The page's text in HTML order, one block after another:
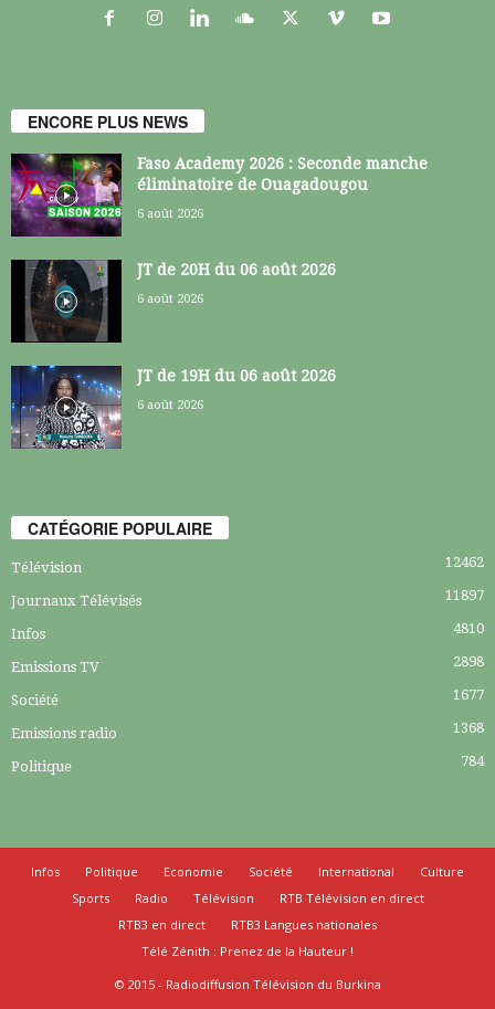
ENCORE PLUS NEWS
Faso Academy 2026 : Seconde manche
éliminatoire de Ouagadougou
6 août 2026
JT de 20H du 06 août 2026
6 août 2026
JT de 19H du 06 août 2026
6 août 2026
CATÉGORIE POPULAIRE
Télévision 12462
Journaux Télévisés 11897
Infos 4810
Emissions TV 2898
Société 1677
Emissions radio 1368
Politique 784
Infos Politique Economie Société International
Culture
Sports
Radio Télévision
RTB Télévision en direct
RTB3 en direct
RTB3 Langues nationales
Télé Zénith : Prenez de la Hauteur !
© 2015 - Radiodiffusion Télévision du Burkina